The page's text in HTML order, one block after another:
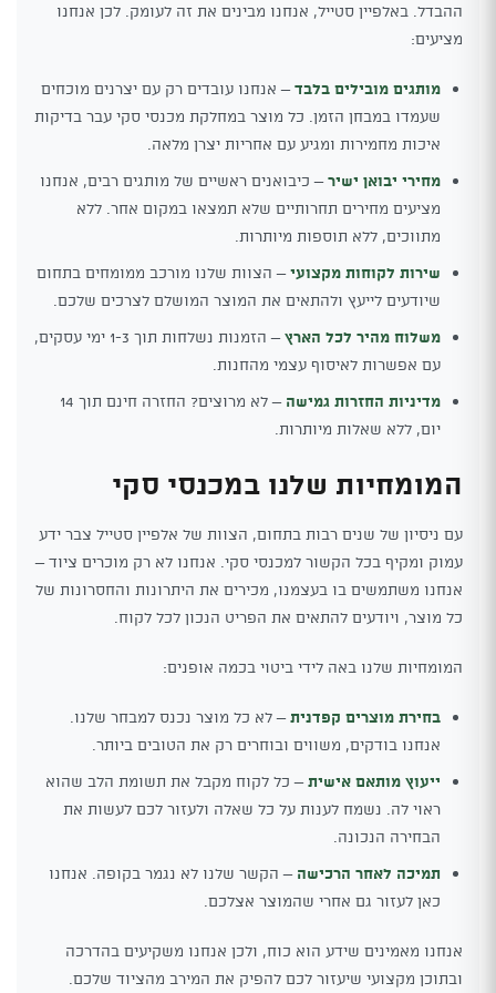
ההבדל. באלפיין סטייל, אנחנו מבינים את זה לעומק. לכן אנחנו
מציעים:
מותגים מובילים בלבד– אנחנו עובדים רק עם יצרנים מוכחים
שעמדו במבחן הזמן. כל מוצר במחלקת מכנסי סקי עבר בדיקות
איכות מחמירות ומגיע עם אחריות יצרן מלאה.
מחירי יבואן ישיר– כיבואנים ראשיים של מותגים רבים, אנחנו
מציעים מחירים תחרותיים שלא תמצאו במקום אחר. ללא
מתווכים, ללא תוספות מיותרות.
שירות לקוחות מקצועי– הצוות שלנו מורכב ממומחים בתחום
שיודעים לייעץ ולהתאים את המוצר המושלם לצרכים שלכם.
משלוח מהיר לכל הארץ
– הזמנות נשלחות תוך 1-3 ימי עסקים,
עם אפשרות לאיסוף עצמי מהחנות.
מדיניות החזרות גמישה
– לא מרוצים? החזרה חינם תוך 14
יום, ללא שאלות מיותרות.
המומחיות שלנו במכנסי סקי
עם ניסיון של שנים רבות בתחום, הצוות של אלפיין סטייל צבר ידע
עמוק ומקיף בכל הקשור למכנסי סקי. אנחנו לא רק מוכרים ציוד –
אנחנו משתמשים בו בעצמנו, מכירים את היתרונות והחסרונות של
כל מוצר, ויודעים להתאים את הפריט הנכון לכל לקוח.
המומחיות שלנו באה לידי ביטוי בכמה אופנים:
בחירת מוצרים קפדנית– לא כל מוצר נכנס למבחר שלנו.
אנחנו בודקים, משווים ובוחרים רק את הטובים ביותר.
ייעוץ מותאם אישית– כל לקוח מקבל את תשומת הלב שהוא
ראוי לה. נשמח לענות על כל שאלה ולעזור לכם לעשות את
הבחירה הנכונה.
תמיכה לאחר הרכישה – הקשר שלנו לא נגמר בקופה. אנחנו
כאן לעזור גם אחרי שהמוצר אצלכם.
אנחנו מאמינים שידע הוא כוח, ולכן אנחנו משקיעים בהדרכה
ובתוכן מקצועי שיעזור לכם להפיק את המירב מהציוד שלכם.